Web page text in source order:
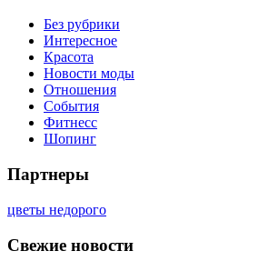
Без рубрики
Интересное
Красота
Новости моды
Отношения
События
Фитнесс
Шопинг
Партнеры
цветы недорого
Свежие новости